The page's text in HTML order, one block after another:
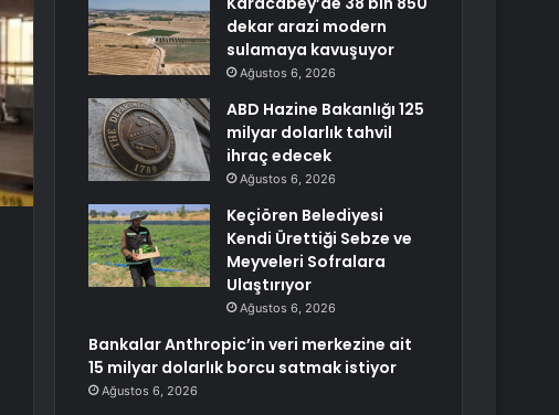
dekar arazi modern
sulamaya kavuşuyor
Ağustos 6, 2026
ABD Hazine Bakanlığı 125
milyar dolarlık tahvil
ihraç edecek
Ağustos 6, 2026
Keçiören Belediyesi
Kendi Ürettiği Sebze ve
Meyveleri Sofralara
Ulaştırıyor
Ağustos 6, 2026
Bankalar Anthropic’in veri merkezine ait
15 milyar dolarlık borcu satmak istiyor
Ağustos 6, 2026